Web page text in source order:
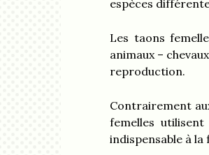
espèces
Les taons
animaux –
reproduction.
Contrairement
femelles
indispensable à